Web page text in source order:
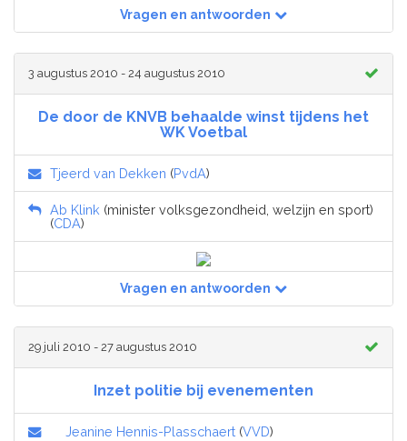
Vragen en antwoorden
3 augustus 2010 - 24 augustus 2010
De door de KNVB behaalde winst tijdens het
WK Voetbal
Tjeerd van Dekken (PvdA)
Ab Klink (minister volksgezondheid, welzijn en sport)
(CDA)
Vragen en antwoorden
29 juli 2010 - 27 augustus 2010
Inzet politie bij evenementen
Jeanine Hennis-Plasschaert (VVD)